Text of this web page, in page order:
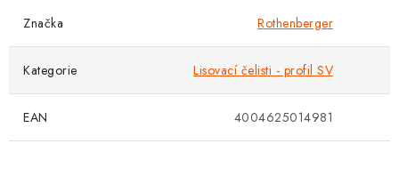
Značka
Rothenberger
Kategorie Lisovací čelisti - profil SV
EAN 4004625014981